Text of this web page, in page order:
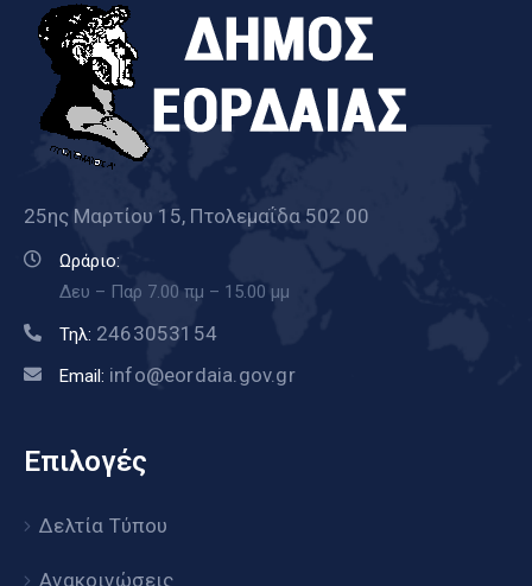
25ης Μαρτίου 15, Πτολεμαΐδα 502 00
Ωράριο:
Δευ – Παρ 7.00 πμ – 15.00 μμ
Τηλ: 2463053154
Email: info@eordaia.gov.gr
Επιλογές
Δελτία Τύπου
Ανακοινώσεις